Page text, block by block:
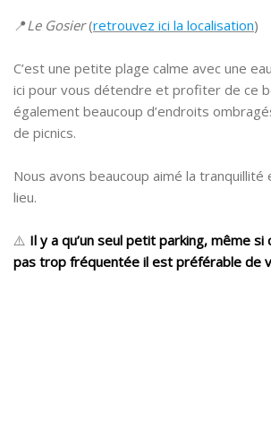
📍 Le Gosier(retrouvez ici la localisation)
C’est une petite plage calme avec une
ici pour vous détendre et profiter de ce
également beaucoup d’endroits
de picnics.
Nous avons beaucoup aimé la tranquillité
lieu.
⚠️ Il y a qu’un seul petit parking, même si
pas trop fréquentée il est préférable de